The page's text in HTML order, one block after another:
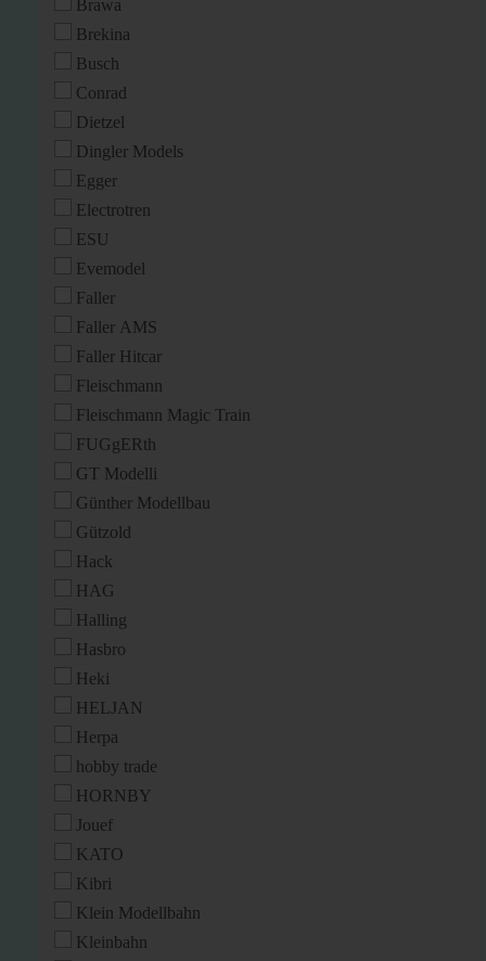
Brawa
Brekina
Busch
Conrad
Dietzel
Dingler Models
Egger
Electrotren
ESU
Evemodel
Faller
Faller AMS
Faller Hitcar
Fleischmann
Fleischmann Magic Train
FUGgERth
GT Modelli
Günther Modellbau
Gützold
Hack
HAG
Halling
Hasbro
Heki
HELJAN
Herpa
hobby trade
HORNBY
Jouef
KATO
Kibri
Klein Modellbahn
Kleinbahn